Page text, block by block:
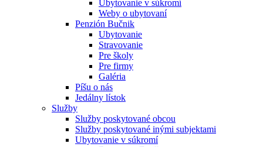
Ubytovanie v súkromí
Weby o ubytovaní
Penzión Bučnik
Ubytovanie
Stravovanie
Pre školy
Pre firmy
Galéria
Píšu o nás
Jedálny lístok
Služby
Služby poskytované obcou
Služby poskytované inými subjektami
Ubytovanie v súkromí